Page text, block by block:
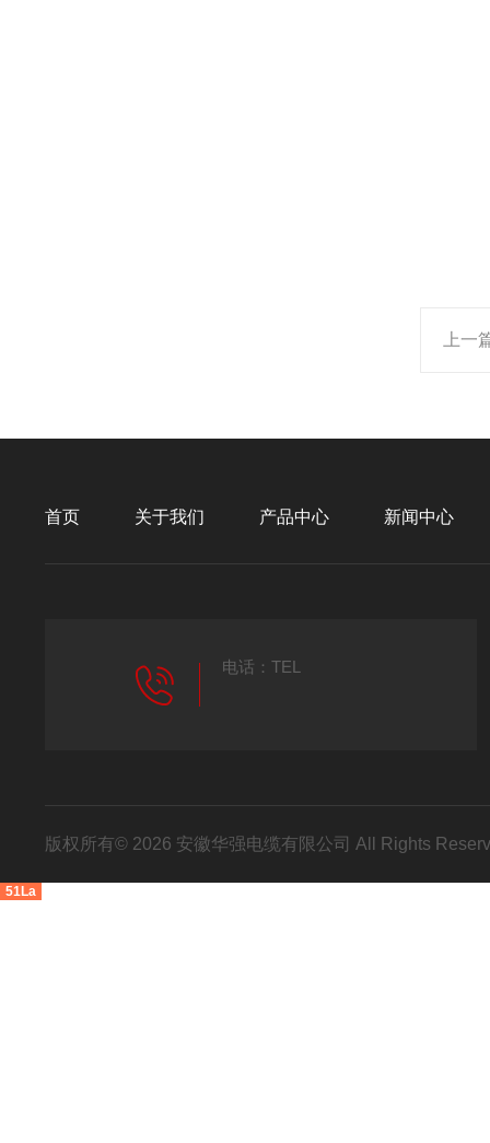
上一
首页 关于我们 产品中心 新闻中心
电话：TEL
版权所有© 2026 安徽华强电缆有限公司 All Rights
51La